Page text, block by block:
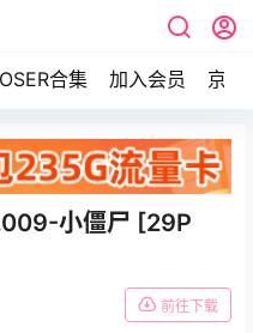
合集 加入会员 京东
小僵尸 [29P
前往下载